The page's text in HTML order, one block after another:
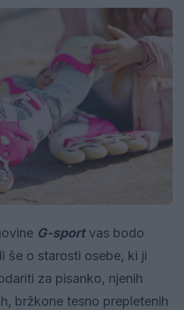
G-sportvas bodo
še o starosti osebe, ki ji
za pisanko, njenih
bržkone tesno prepletenih